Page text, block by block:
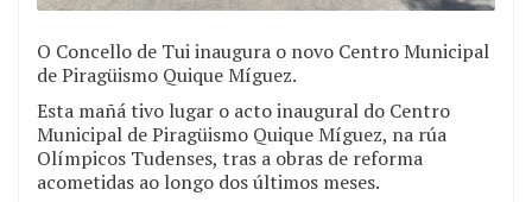
O Concello de Tui inaugura o novo Centro Municipal
de Piragüismo Quique Míguez.
Esta mañá tivo lugar o acto inaugural do Centro
Municipal de Piragüismo Quique Míguez, na rúa
Olímpicos Tudenses, tras a obras de reforma
acometidas ao longo dos últimos meses.